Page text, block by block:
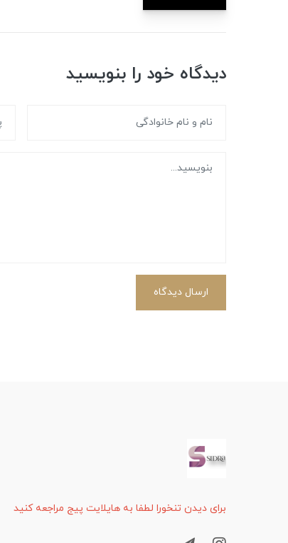
دیدگاه خود را بنویسید
ارسال دیدگاه
برای دیدن تنخورا لطفا به هایلایت پیج مراجعه کنید